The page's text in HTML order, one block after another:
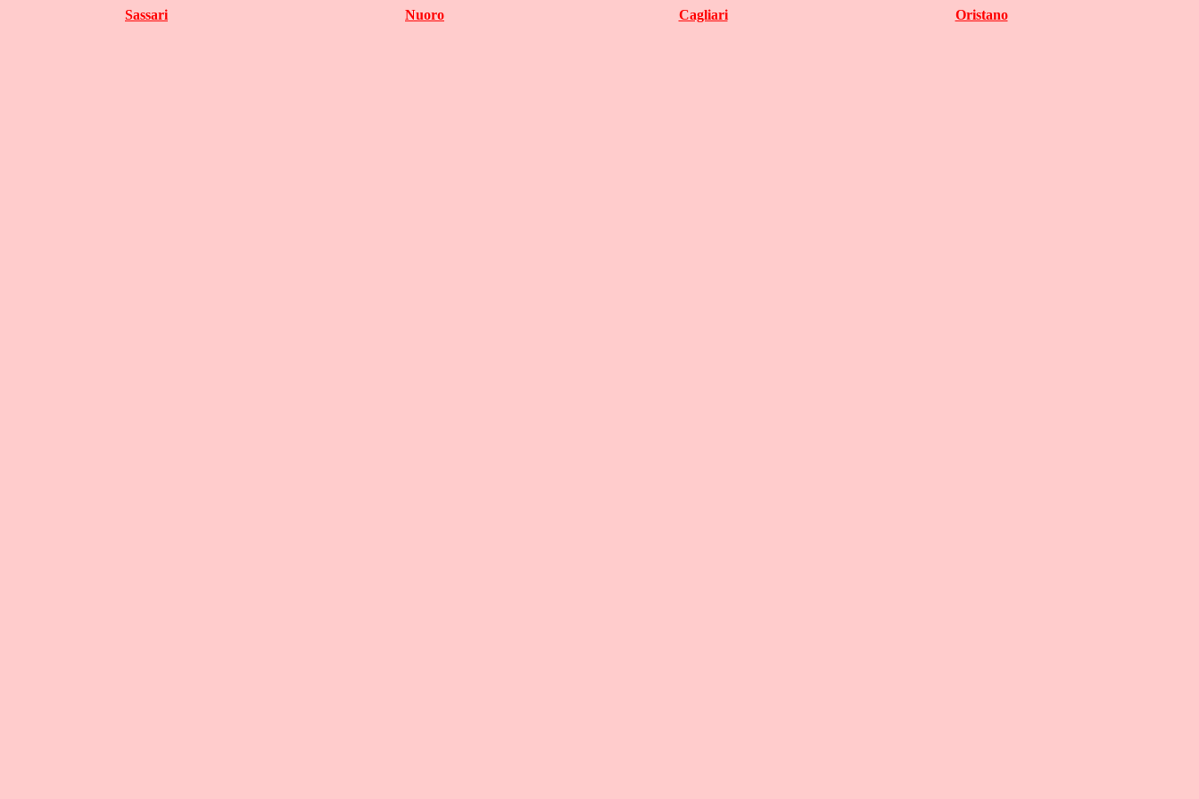
Sassari Nuoro Cagliari Oristano